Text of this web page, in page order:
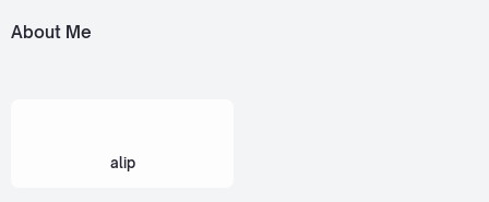
About Me
alip